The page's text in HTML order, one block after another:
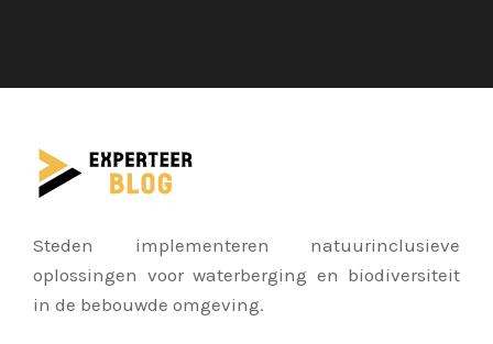
Steden implementeren natuurinclusieve
oplossingen voor waterberging en biodiversiteit
in de bebouwde omgeving.